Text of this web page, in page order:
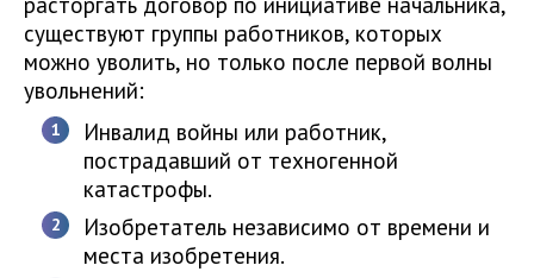
существуют группы работников, которых
можно уволить, но только после первой волны
увольнений:
Инвалид войны или работник,
пострадавший от техногенной
катастрофы.
Изобретатель независимо от времени и
места изобретения.